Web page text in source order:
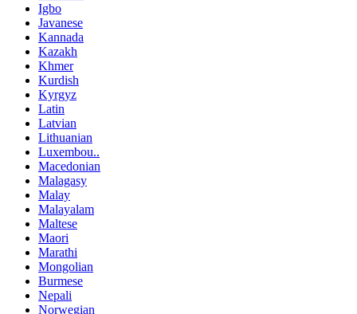
Igbo
Javanese
Kannada
Kazakh
Khmer
Kurdish
Kyrgyz
Latin
Latvian
Lithuanian
Luxembou..
Macedonian
Malagasy
Malay
Malayalam
Maltese
Maori
Marathi
Mongolian
Burmese
Nepali
Norwegian